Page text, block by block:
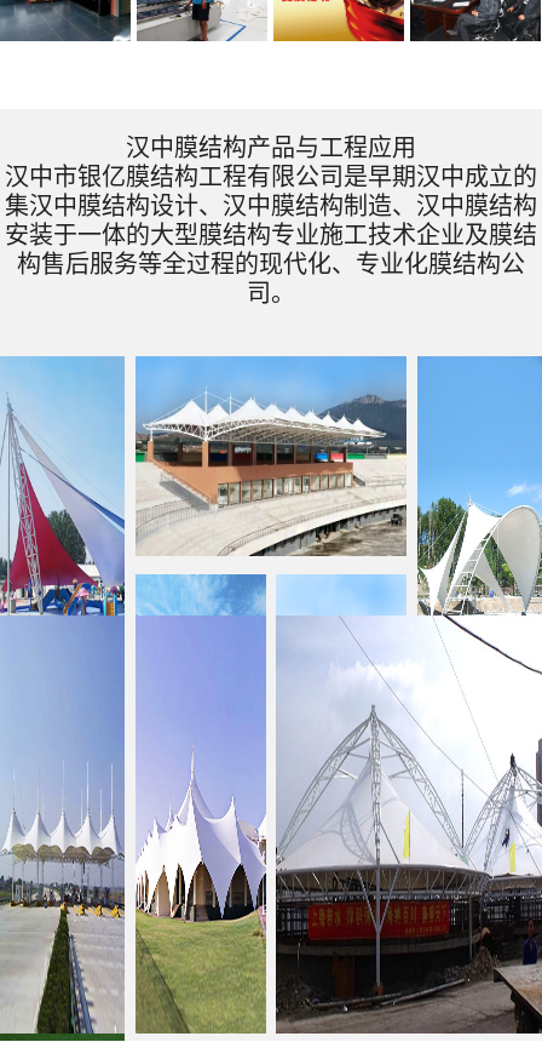
汉中膜结构产品与工程应用
汉中市银亿膜结构工程有限公司是早期汉中成立的
集汉中膜结构设计、汉中膜结构制造、汉中膜结构
安装于一体的大型膜结构专业施工技术企业及膜结
构售后服务等全过程的现代化、专业化膜结构公
司。